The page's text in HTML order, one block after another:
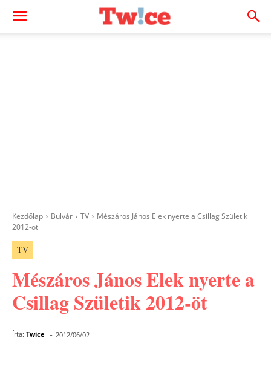
Kezdőlap Bulvár TV
Mészáros János Elek nyerte a Csillag Születik
2012-öt
TV
Mészáros János Elek nyerte a
Csillag Születik 2012-öt
Írta: Twice - 2012/06/02